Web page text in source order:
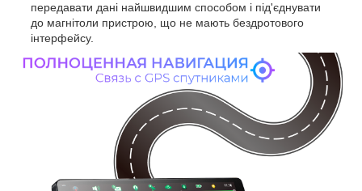
передавати дані найшвидшим способом і під'єднувати
до магнітоли пристрою, що не мають бездротового
інтерфейсу.